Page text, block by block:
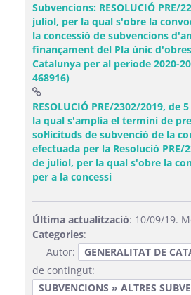
Subvencions: RESOLUCIÓ PRE/
juliol, per la qual s'obre la
la concessió de subvencions
finançament del Pla únic
Catalunya per al període 2020-
468916)
RESOLUCIÓ PRE/2302/2019, de
la qual s'amplia el termini de
sol·licituds de subvenció de la
efectuada per la Resolució PRE/
de juliol, per la qual s'obre la
per a la concessi(Obre una
Última actualització: 10/09/19.
Categories:
Autor:
GENERALITAT DE
de contingut:
SUBVENCIONS » ALTRES